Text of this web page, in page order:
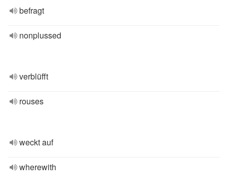
befragt
nonplussed
verblüfft
rouses
weckt auf
wherewith